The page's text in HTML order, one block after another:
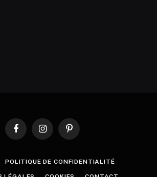
FacebookInstagramPinterest
POLITIQUE DE CONFIDENTIALITÉ